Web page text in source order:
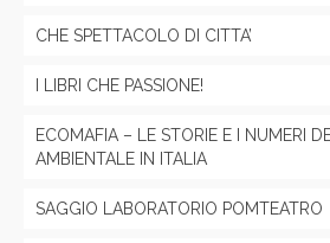
CHE SPETTACOLO DI CITTA’
I LIBRI CHE PASSIONE!
ECOMAFIA – LE STORIE E I NUMERI
AMBIENTALE IN ITALIA
SAGGIO LABORATORIO POMTEATRO